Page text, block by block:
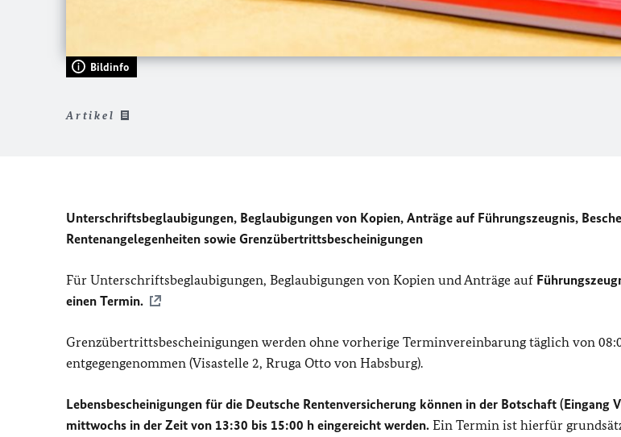
Bildinfo
Artikel
Unterschriftsbeglaubigungen, Beglaubigungen von Kopien, Anträge auf Führungszeugnis,
Rentenangelegenheiten sowie Grenzübertrittsbescheinigungen
Für Unterschriftsbeglaubigungen, Beglaubigungen von Kopien und Anträge auf
einen Termin.
Grenzübertrittsbescheinigungen werden ohne vorherige Terminvereinbarung täglich von
entgegengenommen (Visastelle 2, Rruga Otto von Habsburg).
Lebensbescheinigungen für die Deutsche Rentenversicherung können in der Botschaft (Eingang
mittwochs in der Zeit von 13:30 bis 15:00 h eingereicht werden. Ein Termin ist hierfür